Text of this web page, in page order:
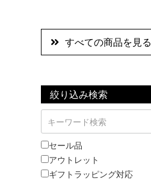
すべての商品を見る
絞り込み検索
セール品
アウトレット
ギフトラッピング対応